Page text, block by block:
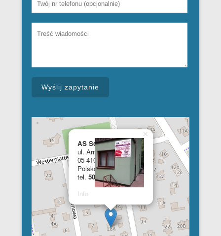
AS School of English
ul. Armii Krajowej 28a
05-410 Józefów
Polska
tel. 508 348 681
Info
×